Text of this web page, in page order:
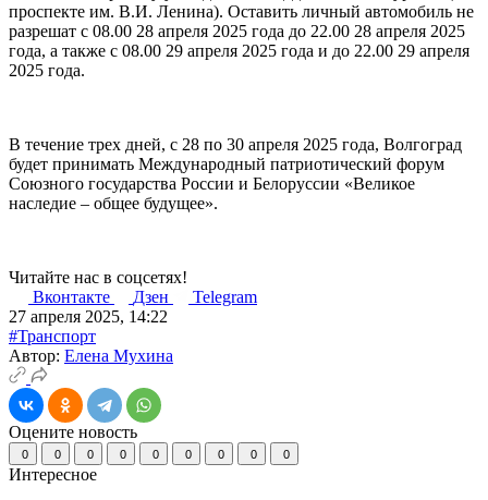
проспекте им. В.И. Ленина). Оставить личный автомобиль не
разрешат с 08.00 28 апреля 2025 года до 22.00 28 апреля 2025
года, а также с 08.00 29 апреля 2025 года и до 22.00 29 апреля
2025 года.
В течение трех дней, с 28 по 30 апреля 2025 года, Волгоград
будет принимать Международный патриотический форум
Союзного государства России и Белоруссии «Великое
наследие – общее будущее».
Читайте нас в соцсетях!
Вконтакте
Дзен
Telegram
27 апреля 2025, 14:22
#Транспорт
Автор: Елена Мухина
Оцените новость
0 0 0 0 0 0 0 0 0
Интересное